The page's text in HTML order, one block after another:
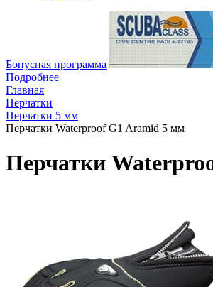
Бонусная программа
Подробнее
Главная
Перчатки
Перчатки 5 мм
Перчатки Waterproof G1 Aramid 5 мм
Перчатки